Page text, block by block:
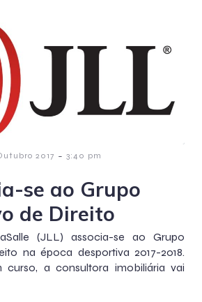
2017 - 3:40 pm
se ao Grupo
de Direito
(JLL) associa-se ao Grupo
na época desportiva 2017-2018.
a consultora imobiliária vai